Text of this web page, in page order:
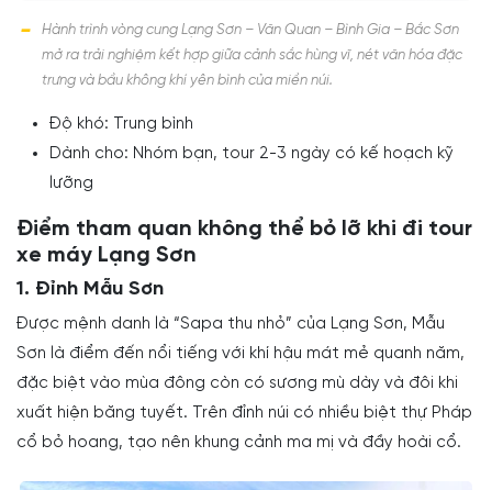
Hành trình vòng cung Lạng Sơn – Văn Quan – Bình Gia – Bắc Sơn
mở ra trải nghiệm kết hợp giữa cảnh sắc hùng vĩ, nét văn hóa đặc
trưng và bầu không khí yên bình của miền núi.
Độ khó: Trung bình
Dành cho: Nhóm bạn, tour 2-3 ngày có kế hoạch kỹ
lưỡng
Điểm tham quan không thể bỏ lỡ khi đi tour
xe máy Lạng Sơn
1. Đỉnh Mẫu Sơn
Được mệnh danh là “Sapa thu nhỏ” của Lạng Sơn, Mẫu
Sơn là điểm đến nổi tiếng với khí hậu mát mẻ quanh năm,
đặc biệt vào mùa đông còn có sương mù dày và đôi khi
xuất hiện băng tuyết. Trên đỉnh núi có nhiều biệt thự Pháp
cổ bỏ hoang, tạo nên khung cảnh ma mị và đầy hoài cổ.